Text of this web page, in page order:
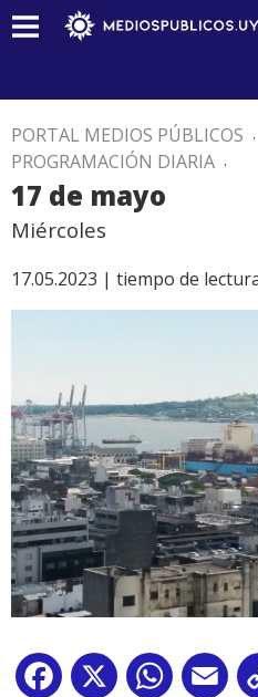
PORTAL MEDIOS PÚBLICOS .
PROGRAMACIÓN DIARIA .
17 de mayo
Miércoles
17.05.2023 | tiempo de
Facebook
X